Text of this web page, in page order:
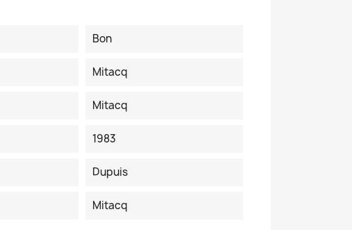
Bon
Mitacq
Mitacq
1983
Dupuis
Mitacq